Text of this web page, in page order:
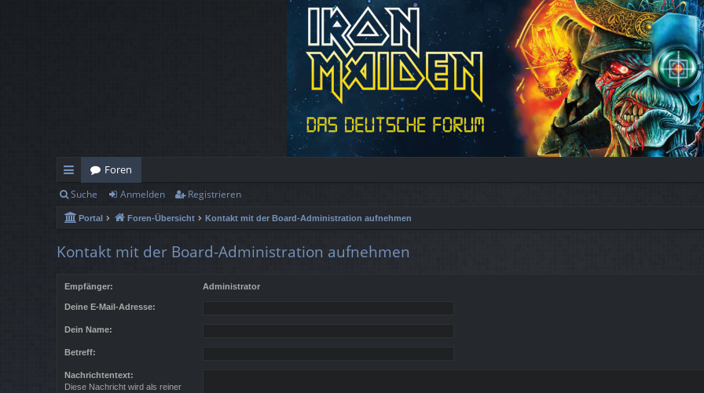
ch
ne
llz
f
Foren
Suche Anmelden Registrieren
Portal Foren-Übersicht Kontakt mit der Board-Administration aufnehmen
Kontakt mit der Board-Administration aufnehmen
Empfänger: Administrator
Deine E-Mail-Adresse:
Dein Name:
Betreff:
Nachrichtentext:
Diese Nachricht wird als reiner